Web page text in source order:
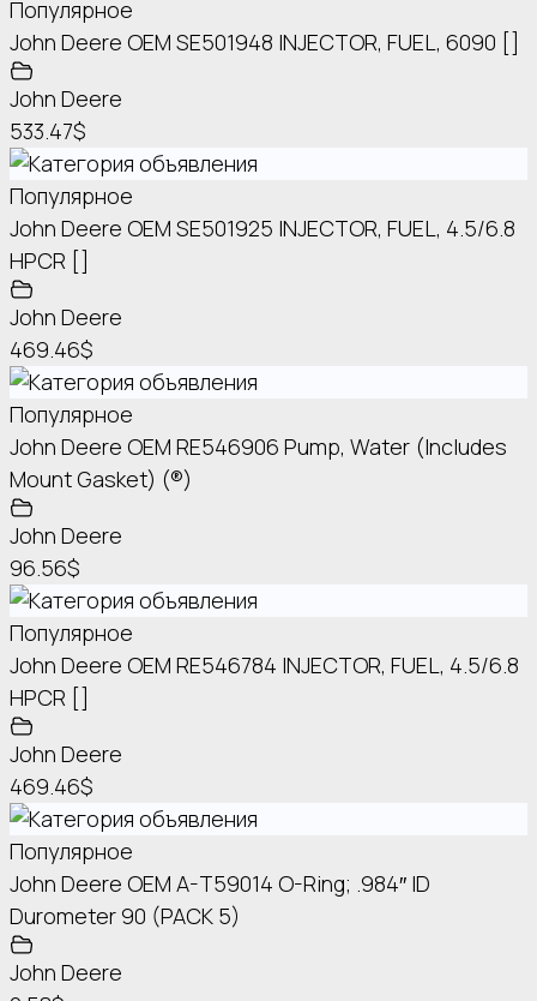
Популярное
John Deere OEM SE501948 INJECTOR, FUEL, 6090 []
John Deere
533.47$
Популярное
John Deere OEM SE501925 INJECTOR, FUEL, 4.5/6.8
HPCR []
John Deere
469.46$
Популярное
John Deere OEM RE546906 Pump, Water (Includes
Mount Gasket) (®)
John Deere
96.56$
Популярное
John Deere OEM RE546784 INJECTOR, FUEL, 4.5/6.8
HPCR []
John Deere
469.46$
Популярное
John Deere OEM A-T59014 O-Ring; .984″ ID
Durometer 90 (PACK 5)
John Deere